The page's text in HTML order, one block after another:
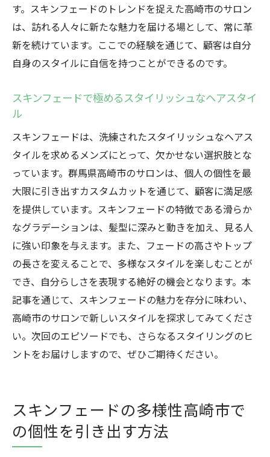
す。スキンフェードのトレンドを捉えた高崎市のサロン
は、訪れる人々に新たな魅力を届ける場として、常に革
新を続けています。ここでの経験を通じて、顧客は自分
自身のスタイルに自信を持つことができるのです。
スキンフェードで極めるスタイリッシュなヘアスタイ
ル
スキンフェードは、洗練されたスタイリッシュなヘアス
タイルを求めるメンズにとって、欠かせない選択肢とな
っています。群馬県高崎市のサロンは、個人の個性を最
大限に引き出すカスタムカットを通じて、顧客に満足感
を提供しています。スキンフェードの特徴である滑らか
なグラデーションは、髪型に深みと動きを加え、見る人
に強い印象を与えます。また、フェードの高さやトップ
の長さを変えることで、多様なスタイルを楽しむことが
でき、自分らしさを表現する絶好の機会となります。本
記事を通じて、スキンフェードの魅力を存分に味わい、
高崎市のサロンで新しいスタイルを探求してみてくださ
い。次回のエピソードでも、さらなるスタイリングのヒ
ントをお届けしますので、ぜひご期待ください。
スキンフェードの多様性高崎市で
の個性を引き出す方法